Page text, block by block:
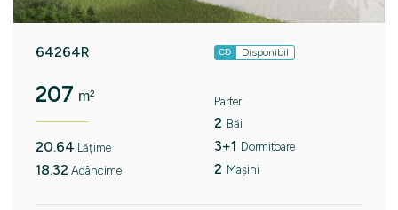
64264R CD Disponibil
207 m²
20.64 Lățime
18.32 Adâncime
Parter
2 Băi
3+1 Dormitoare
2 Mașini